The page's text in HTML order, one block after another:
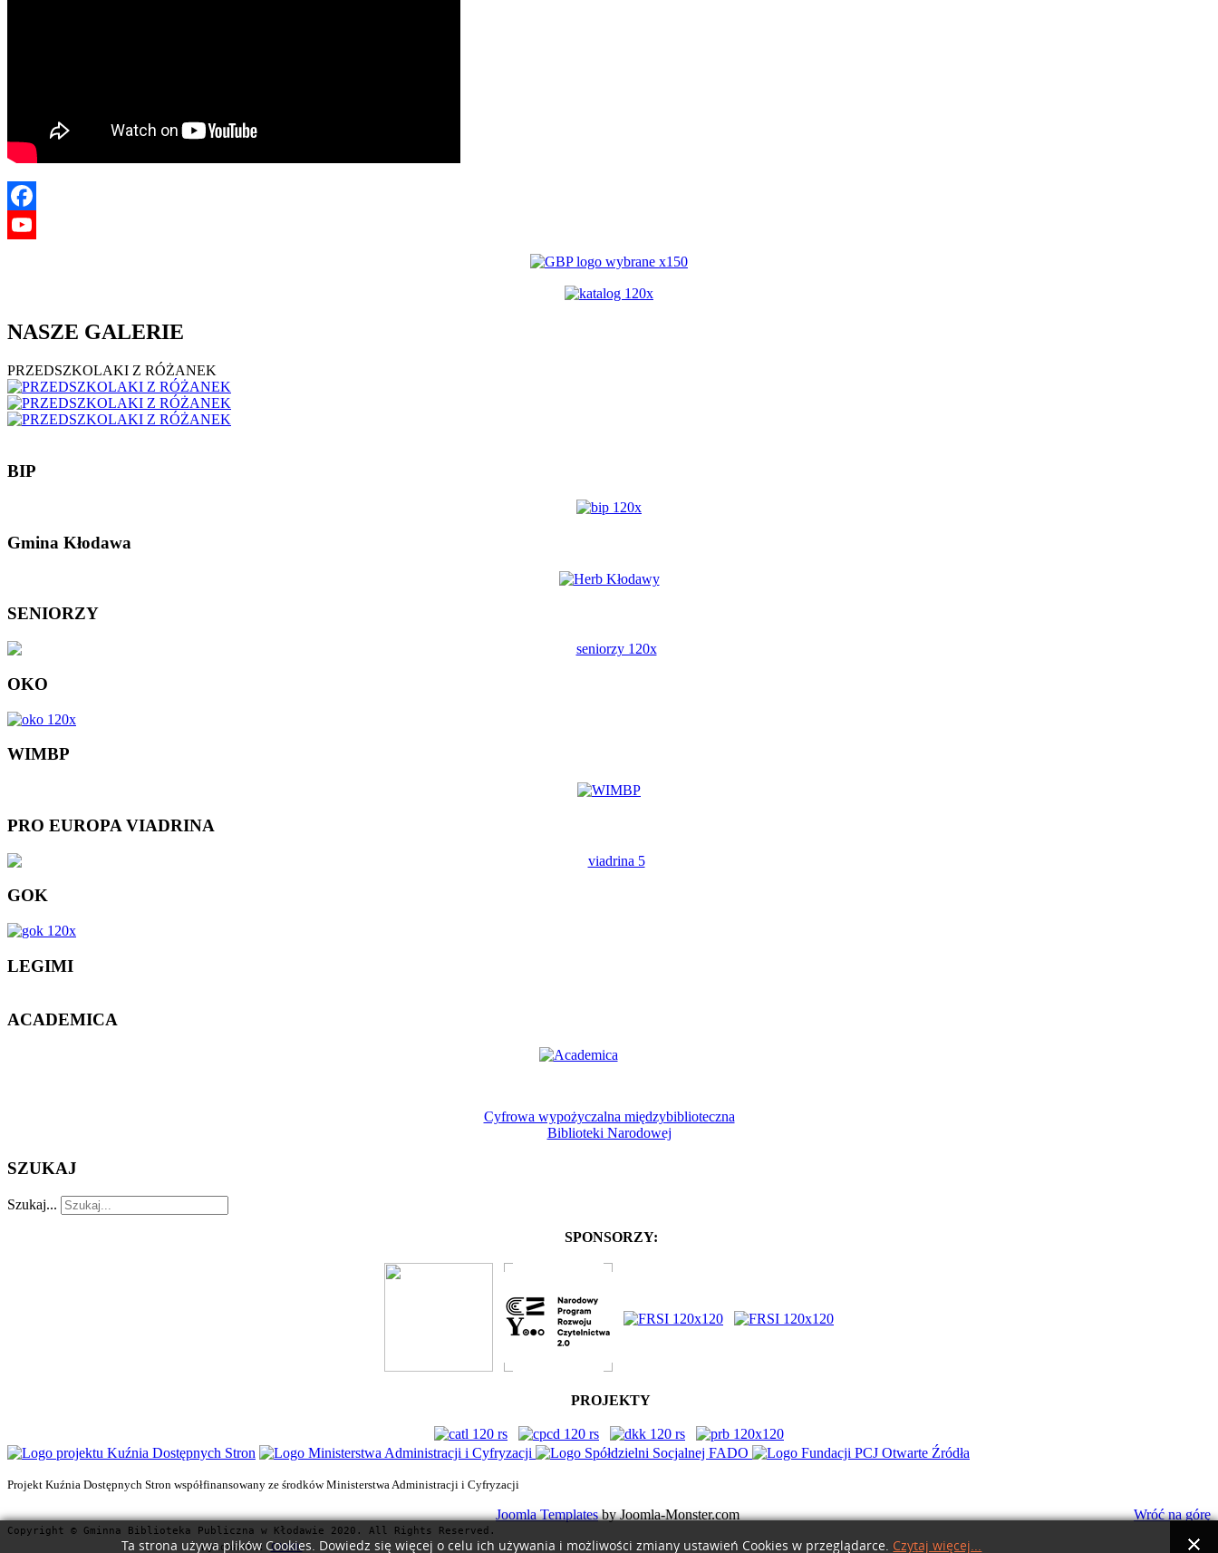
Facebook
NASZE GALERIE
PRZEDSZKOLAKI Z RÓŻANEK
BIP
Gmina Kłodawa
SENIORZY
OKO
WIMBP
PRO EUROPA VIADRINA
GOK
LEGIMI
ACADEMICA
Cyfrowa wypożyczalna międzybiblioteczna
Biblioteki Narodowej
SZUKAJ
Szukaj...
SPONSORZY:
PROJEKTY
Projekt Kuźnia Dostępnych Stron współfinansowany ze środków Ministerstwa Administracji i Cyfryzacji
Copyright © Gminna Biblioteka Publiczna w Kłodawie 2020. All Rights Reserved.
Wykonanie:CAVOK
Joomla Templatesby Joomla-Monster.com Wróć na górę
Ta strona używa plików Cookies. Dowiedz się więcej o celu ich używania i możliwości zmiany ustawień Cookies w przeglądarce. Czytaj więcej...